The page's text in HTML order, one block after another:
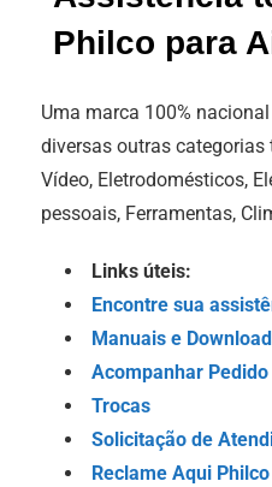
Philco para
Uma marca 100%
diversas outras categorias
Vídeo, Eletrodomésticos,
pessoais, Ferramentas,
Links úteis:
Encontre sua
Manuais e
Acompanhar Pedido
Trocas
Solicitação de
Reclame Aqui Philco